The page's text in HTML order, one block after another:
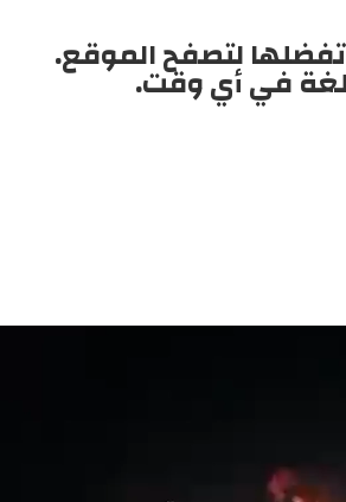
تفضلها لتصفح الموقع.
في أي وقت.